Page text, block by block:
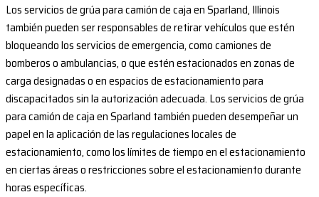
Los servicios de grúa para camión de caja en Sparland, Illinois
también pueden ser responsables de retirar vehículos que estén
bloqueando los servicios de emergencia, como camiones de
bomberos o ambulancias, o que estén estacionados en zonas de
carga designadas o en espacios de estacionamiento para
discapacitados sin la autorización adecuada. Los servicios de grúa
para camión de caja en Sparland también pueden desempeñar un
papel en la aplicación de las regulaciones locales de
estacionamiento, como los límites de tiempo en el estacionamiento
en ciertas áreas o restricciones sobre el estacionamiento durante
horas específicas.